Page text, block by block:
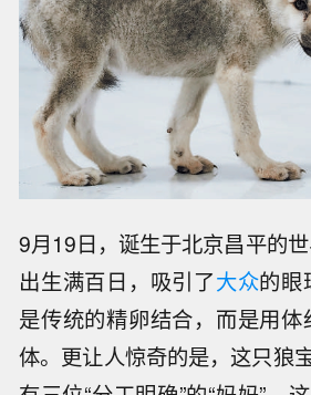
9月19日，诞生于北京昌平的
出生满百日，吸引了大众的眼
是传统的精卵结合，而是用
体。更让人惊奇的是，这只狼